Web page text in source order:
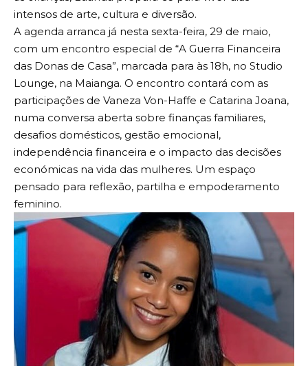
intensos de arte, cultura e diversão.
A agenda arranca já nesta sexta-feira, 29 de maio,
com um encontro especial de “A Guerra Financeira
das Donas de Casa”, marcada para às 18h, no Studio
Lounge, na Maianga. O encontro contará com as
participações de Vaneza Von-Haffe e Catarina Joana,
numa conversa aberta sobre finanças familiares,
desafios domésticos, gestão emocional,
independência financeira e o impacto das decisões
económicas na vida das mulheres. Um espaço
pensado para reflexão, partilha e empoderamento
feminino.